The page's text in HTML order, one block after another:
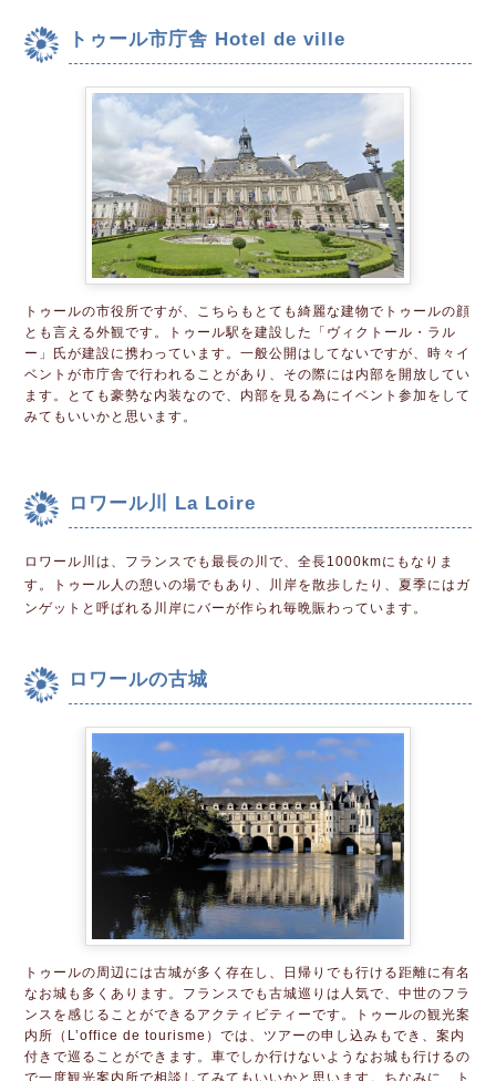
トゥール市庁舎 Hotel de ville
トゥールの市役所ですが、こちらもとても綺麗な建物でトゥールの顔
とも言える外観です。トゥール駅を建設した「ヴィクトール・ラル
ー」氏が建設に携わっています。一般公開はしてないですが、時々イ
ベントが市庁舎で行われることがあり、その際には内部を開放してい
ます。とても豪勢な内装なので、内部を見る為にイベント参加をして
みてもいいかと思います。
ロワール川 La Loire
ロワール川は、フランスでも最長の川で、全長1000kmにもなりま
す。トゥール人の憩いの場でもあり、川岸を散歩したり、夏季にはガ
ンゲットと呼ばれる川岸にバーが作られ毎晩賑わっています。
ロワールの古城
トゥールの周辺には古城が多く存在し、日帰りでも行ける距離に有名
なお城も多くあります。フランスでも古城巡りは人気で、中世のフラ
ンスを感じることができるアクティビティーです。トゥールの観光案
内所（L’office de tourisme）では、ツアーの申し込みもでき、案内
付きで巡ることができます。車でしか行けないようなお城も行けるの
で一度観光案内所で相談してみてもいいかと思います。ちなみに、ト